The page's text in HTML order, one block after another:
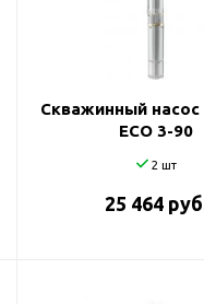
Скважинный насос
ECO 3-90
2 шт
25 464